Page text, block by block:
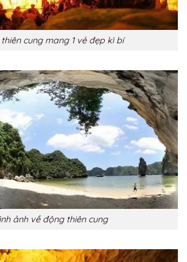
cung mang 1 vẻ đẹp kì bí
ảnh về động thiên cung